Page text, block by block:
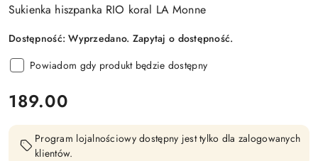
Sukienka hiszpanka RIO koral LA Monne
Dostępność:Wyprzedano. Zapytaj o dostępność.
Powiadom gdy produkt będzie dostępny
cena:
189.00
Program lojalnościowy dostępny jest tylko dla zalogowanych
klientów.